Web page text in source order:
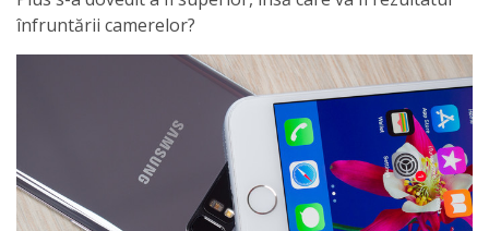
înfruntării camerelor?